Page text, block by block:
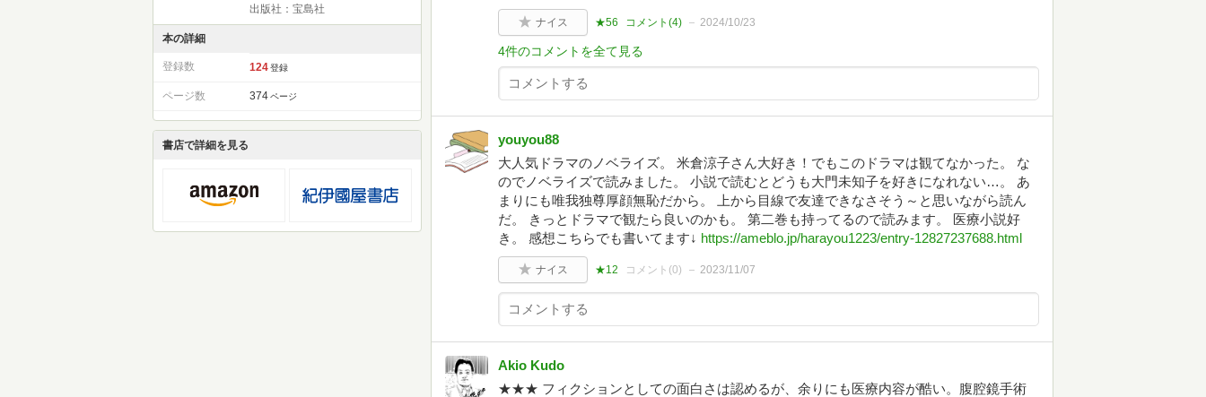
出版社：宝島社
本の詳細
登録数 124 登録
ページ数 374 ページ
書店で詳細を見る
ナイス ★56 コメント(4) 2024/10/23
4件のコメントを全て見る
youyou88
大人気ドラマのノベライズ。 米倉涼子さん大好き！でもこのドラマは観てなかった。 な
のでノベライズで読みました。 小説で読むとどうも大門未知子を好きになれない…。 あ
まりにも唯我独尊厚顔無恥だから。 上から目線で友達できなさそう～と思いながら読ん
だ。 きっとドラマで観たら良いのかも。 第二巻も持ってるので読みます。 医療小説好
き。 感想こちらでも書いてます↓ https://ameblo.jp/harayou1223/entry-12827237688.html
ナイス ★12 コメント(0) 2023/11/07
Akio Kudo
★★★ フィクションとしての面白さは認めるが、余りにも医療内容が酷い。腹腔鏡手術